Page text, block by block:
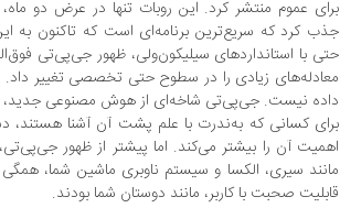
جذب کرد که سریع‌ترین برنامه‌ای است که تاکنون به
حتی با استانداردهای سیلیکون‌ولی، ظهور جی‌پی‌تی
معادله‌های زیادی را در سطوح حتی تخصصی تغییر داد.
داده نیست. جی‌پی‌تی شاخه‌ای از هوش مصنوعی جدید،
برای کسانی که به‌ندرت با علم پشت آن آشنا
اهمیت آن را بیشتر می‌کند. اما پیشتر از ظهور
مانند سیری، الکسا و سیستم ناوبری ماشین شما،
قابلیت صحبت با کاربر، مانند دوستان شما بودند.